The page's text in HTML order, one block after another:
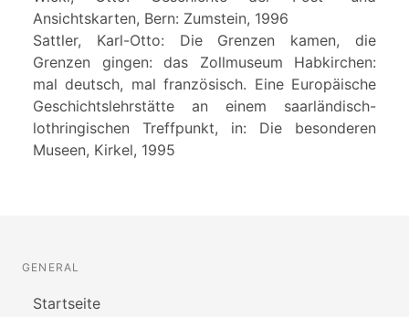
Ansichtskarten, Bern: Zumstein, 1996
Sattler, Karl-Otto: Die Grenzen kamen, die
Grenzen gingen: das Zollmuseum Habkirchen:
mal deutsch, mal französisch. Eine Europäische
Geschichtslehrstätte an einem saarländisch-
lothringischen Treffpunkt, in: Die besonderen
Museen, Kirkel, 1995
GENERAL
Startseite